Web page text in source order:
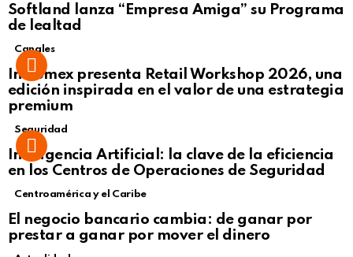
Softland lanza “Empresa Amiga” su Programa
de lealtad
Canales
Intcomex presenta Retail Workshop 2026, una
edición inspirada en el valor de una estrategia
premium
Seguridad
Inteligencia Artificial: la clave de la eficiencia
en los Centros de Operaciones de Seguridad
Centroamérica y el Caribe
El negocio bancario cambia: de ganar por
prestar a ganar por mover el dinero